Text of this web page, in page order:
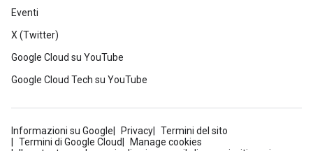
Eventi
X (Twitter)
Google Cloud su YouTube
Google Cloud Tech su YouTube
Informazioni su Google Privacy
Termini del sito
Termini di Google Cloud
Manage cookies